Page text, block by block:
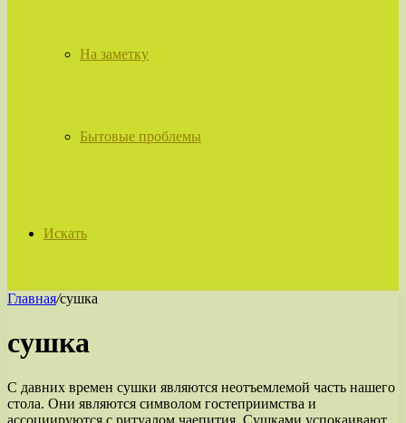
На заметку
Бытовые проблемы
Искать
Главная/сушка
сушка
С давних времен сушки являются неотъемлемой часть нашего
стола. Они являются символом гостеприимства и
ассоциируются с ритуалом чаепития. Сушками успокаивают